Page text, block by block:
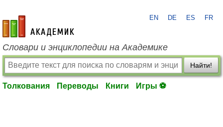
academic.ru
EN DE ES FR
Словари и энциклопедии на Академике
Найти!
Толкования Переводы Книги Игры ⚽